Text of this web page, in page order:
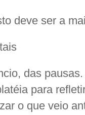
deve ser a
das
para
o que veio